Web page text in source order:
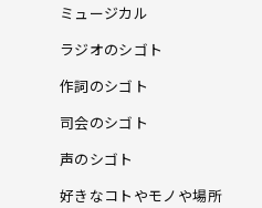
ミュージカル
ラジオのシゴト
作詞のシゴト
司会のシゴト
声のシゴト
好きなコトやモノや場所